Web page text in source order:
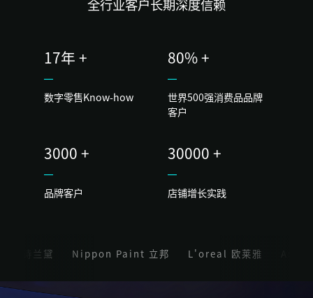
全行业客户长期深度信赖
17年 +
数字零售Know-how
80% +
世界500强消费品品牌
客户
3000 +
品牌客户
30000 +
店铺增长实践
诗兰黛 Nippon Paint 立邦 L'oreal 欧莱雅